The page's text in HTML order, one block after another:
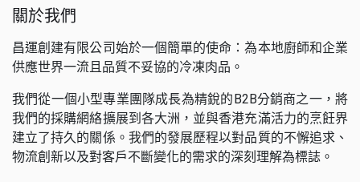
關於我們
昌運創建有限公司始於一個簡單的使命：為本地廚師和企業
供應世界一流且品質不妥協的冷凍肉品。
我們從一個小型專業團隊成長為精銳的B2B分銷商之一，將
我們的採購網絡擴展到各大洲，並與香港充滿活力的烹飪界
建立了持久的關係。我們的發展歷程以對品質的不懈追求、
物流創新以及對客戶不斷變化的需求的深刻理解為標誌。